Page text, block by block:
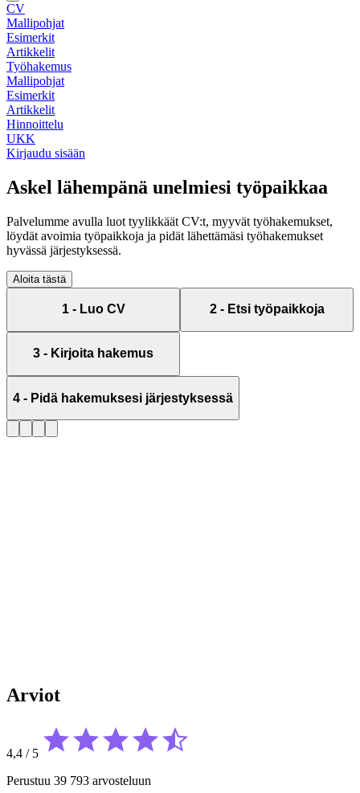
CV
Mallipohjat
Esimerkit
Artikkelit
Työhakemus
Mallipohjat
Esimerkit
Artikkelit
Hinnoittelu
UKK
Kirjaudu sisään
Askel lähempänä unelmiesi työpaikkaa
Palvelumme avulla luot tyylikkäät CV:t, myyvät työhakemukset,
löydät avoimia työpaikkoja ja pidät lähettämäsi työhakemukset
hyvässä järjestyksessä.
Aloita tästä
1- Luo CV 2- Etsi työpaikkoja
3 - Kirjoita hakemus
4 - Pidä hakemuksesi järjestyksessä
Arviot
4,4 / 5
Perustuu 39 793 arvosteluun